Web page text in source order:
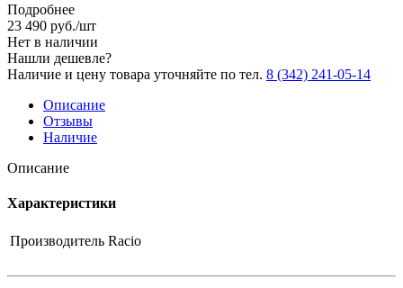
Подробнее
23 490 руб./шт
Нет в наличии
Нашли дешевле?
Наличие и цену товара уточняйте по тел. 8 (342) 241-05-14
Описание
Отзывы
Наличие
Описание
Характеристики
Производитель Racio